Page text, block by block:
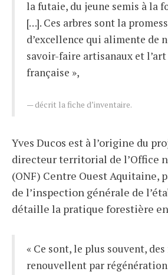
la futaie, du jeune semis à la
[…]. Ces arbres sont la
d’excellence qui alimente de
savoir-faire artisanaux et
française »,
décrit la fiche d’inventaire.
Yves Ducos est à l’origine du
directeur territorial de l’Office
(ONF) Centre Ouest Aquitaine,
de l’inspection générale de
détaille la pratique forestière
« Ce sont, le plus souvent,
renouvellent par